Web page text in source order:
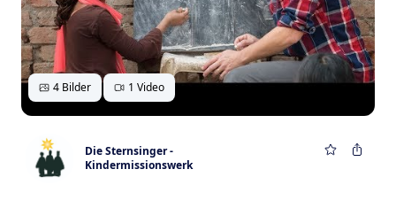
4 Bilder 1 Video
Die Sternsinger -
Kindermissionswerk